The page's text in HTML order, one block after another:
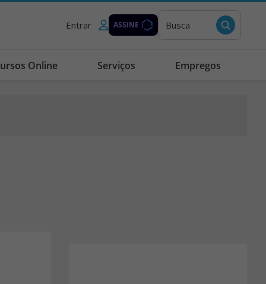
Entrar ASSINE Busca
Online Serviços Empregos